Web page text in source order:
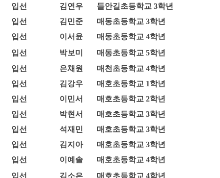
입선
김연우
들안길초등학교 3학년
입선
김민준
매동초등학교 3학년
입선
이서윤
매동초등학교 4학년
입선
박보미
매동초등학교 5학년
입선
은채원
매천초등학교 4학년
입선
김강우
매호초등학교 1학년
입선
이민서
매호초등학교 2학년
입선
박현서
매호초등학교 3학년
입선
석재민
매호초등학교 3학년
입선
김지아
매호초등학교 3학년
입선
이예솔
매호초등학교 4학년
입선
김소은 매호초등학교 4학년